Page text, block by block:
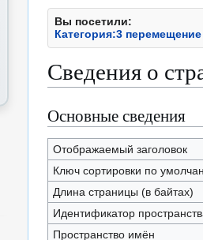
Вы посетили:
Категория:3 перемещение
Сведения о
Перейти
к
навигации
Перейти
к
поиску
Основные сведения
Отображаемый заголовок
Ключ сортировки по
Длина страницы (в байтах)
Идентификатор
Пространство имён